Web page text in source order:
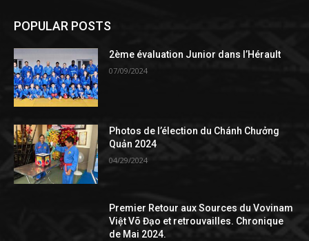
POPULAR POSTS
2ème évaluation Junior dans l’Hérault
07/09/2024
Photos de l’élection du Chánh Chưởng
Quản 2024
04/29/2024
Premier Retour aux Sources du Vovinam
Việt Võ Đạo et retrouvailles. Chronique
de Mai 2024.